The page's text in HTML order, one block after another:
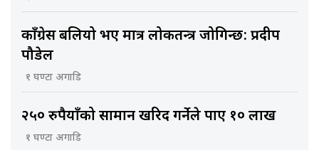
काँग्रेस बलियो भए मात्र लोकतन्त्र जोगिन्छ: प्रदीप
पौडेल
१ घण्टा अगाडि
२५० रुपैयाँको सामान खरिद गर्नेले पाए १० लाख
१ घण्टा अगाडि